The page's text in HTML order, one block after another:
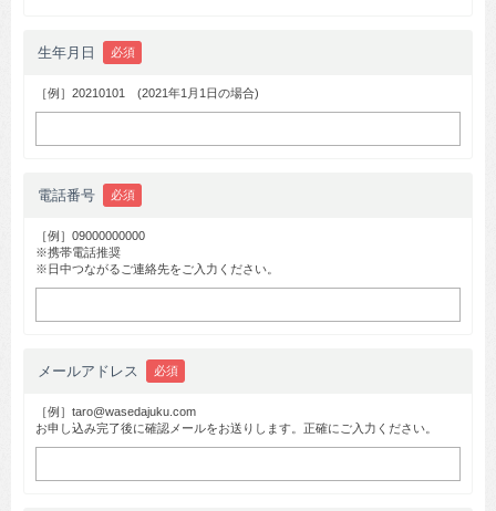
生年月日 必須
［例］20210101 (2021年1月1日の場合)
電話番号 必須
［例］09000000000
※携帯電話推奨
※日中つながるご連絡先をご入力ください。
メールアドレス 必須
［例］taro@wasedajuku.com
お申し込み完了後に確認メールをお送りします。正確にご入力ください。